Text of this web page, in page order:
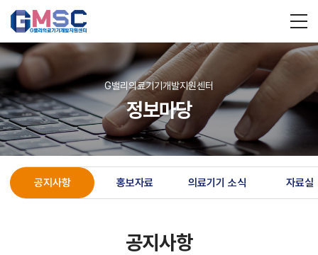
G밸리의료기기개발지원센터
정보마당
공지사항 홍보자료 의료기기 소식 자료실
공지사항